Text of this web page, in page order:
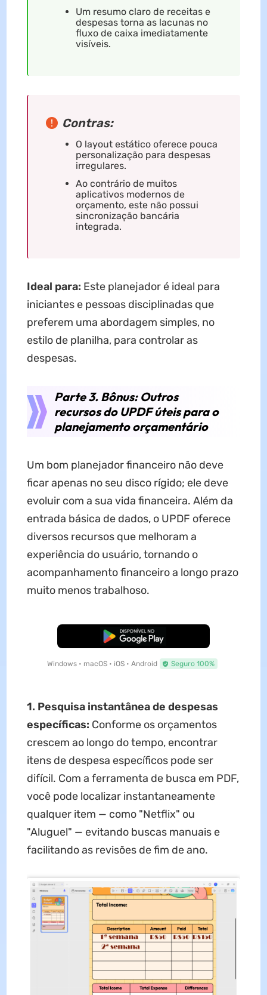
Um resumo claro de receitas e
despesas torna as lacunas no
fluxo de caixa imediatamente
visíveis.
Contras:
O layout estático oferece pouca
personalização para despesas
irregulares.
Ao contrário de muitos
aplicativos modernos de
orçamento, este não possui
sincronização bancária
integrada.
Ideal para: Este planejador é ideal para
iniciantes e pessoas disciplinadas que
preferem uma abordagem simples, no
estilo de planilha, para controlar as
despesas.
Parte 3. Bônus: Outros
recursos do UPDF úteis para o
planejamento orçamentário
Um bom planejador financeiro não deve
ficar apenas no seu disco rígido; ele deve
evoluir com a sua vida financeira. Além da
entrada básica de dados, o UPDF oferece
diversos recursos que melhoram a
experiência do usuário, tornando o
acompanhamento financeiro a longo prazo
muito menos trabalhoso.
Baixar Grátis
Windows • macOS • iOS • Android Seguro 100%
1. Pesquisa instantânea de despesas
específicas: Conforme os orçamentos
crescem ao longo do tempo, encontrar
itens de despesa específicos pode ser
difícil. Com a ferramenta de busca em PDF,
você pode localizar instantaneamente
qualquer item — como "Netflix" ou
"Aluguel" — evitando buscas manuais e
facilitando as revisões de fim de ano.